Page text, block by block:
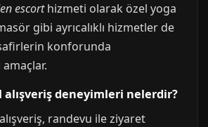
escorthizmeti olarak özel yoga
gibi ayrıcalıklı hizmetler de
konforunda
alışveriş deneyimleri nelerdir?
randevu ile ziyaret